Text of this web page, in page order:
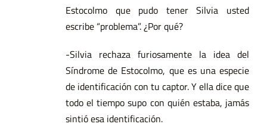
Estocolmo que pudo tener Silvia usted
escribe “problema”. ¿Por qué?
-Silvia rechaza furiosamente la idea del
Síndrome de Estocolmo, que es una especie
de identificación con tu captor. Y ella dice que
todo el tiempo supo con quién estaba, jamás
sintió esa identificación.